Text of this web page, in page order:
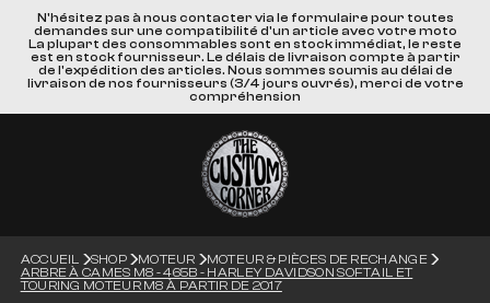
N'hésitez pas à nous contacter via le formulaire pour toutes
demandes sur une compatibilité d'un article avec votre moto
La plupart des consommables sont en stock immédiat, le reste
est en stock fournisseur. Le délais de livraison compte à partir
de l'expédition des articles. Nous sommes soumis au délai de
livraison de nos fournisseurs (3/4 jours ouvrés), merci de votre
compréhension
ACCUEIL SHOP MOTEUR
MOTEUR & PIÈCES DE RECHANGE
ARBRE À CAMES M8 - 465B - HARLEY DAVIDSON SOFTAIL ET
TOURING MOTEUR M8 À PARTIR DE 2017